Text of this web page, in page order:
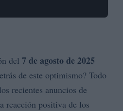
del 7 de agosto de 2025
de este optimismo? Todo
recientes anuncios de
reacción positiva de los